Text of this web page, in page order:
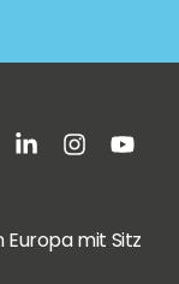
mit Sitz